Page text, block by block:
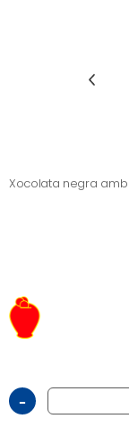
Xocolata negra amb
-